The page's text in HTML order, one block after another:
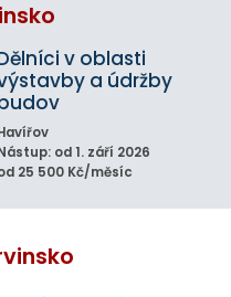
v oblasti
a údržby
od 1. září 2026
25 500 Kč/měsíc